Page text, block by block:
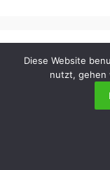
Über mich
Diese Website
nutzt, gehen